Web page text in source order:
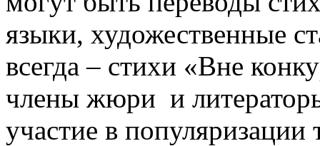
языки, художественные
всегда – стихи «Вне
члены жюри и
участие в популяризации